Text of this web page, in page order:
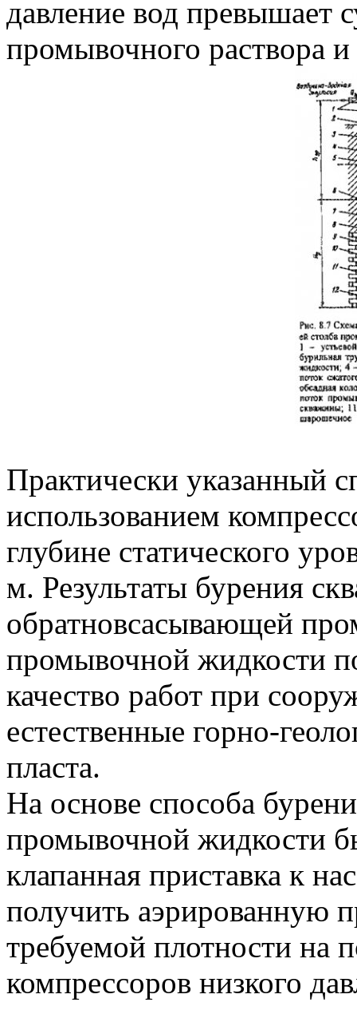
давление вод превышает
промывочного раствора
Практически указанный
использованием
глубине статического
м. Результаты бурения
обратновсасывающей
промывочной жидкости
качество работ при
естественные горно-
пласта.
На основе способа
промывочной жидкости
клапанная приставка к
получить аэрированную
требуемой плотности на
компрессоров низкого